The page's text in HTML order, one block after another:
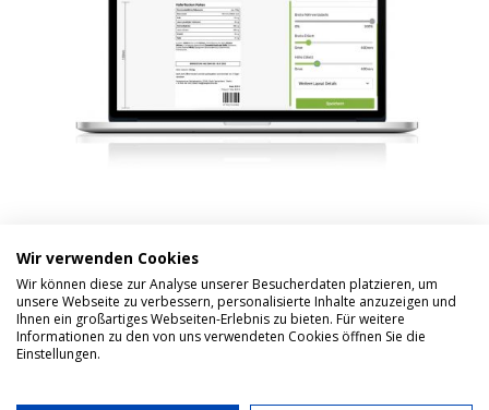
Impressum
Wir verwenden Cookies
Wir können diese zur Analyse unserer Besucherdaten platzieren, um
unsere Webseite zu verbessern, personalisierte Inhalte anzuzeigen und
Ihnen ein großartiges Webseiten-Erlebnis zu bieten. Für weitere
Informationen zu den von uns verwendeten Cookies öffnen Sie die
Einstellungen.